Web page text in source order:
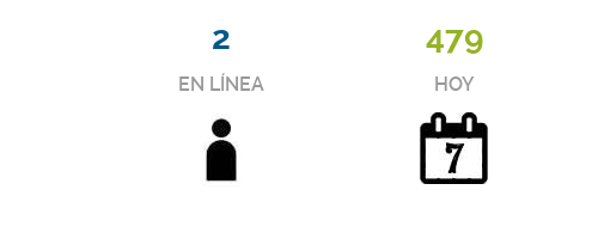
2
EN LÍNEA
479
HOY